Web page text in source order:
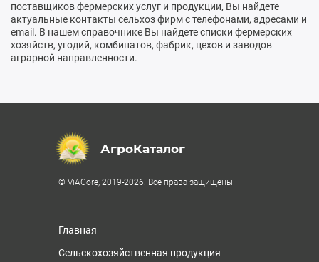
поставщиков фермерских услуг и продукции, Вы найдете
актуальные контакты сельхоз фирм с телефонами, адресами и
email. В нашем справочнике Вы найдете списки фермерских
хозяйств, угодий, комбинатов, фабрик, цехов и заводов
аграрной направленности.
АгроКаталог
© ViACore, 2019-2026. Все права защищены
Главная
Сельскохозяйственная продукция